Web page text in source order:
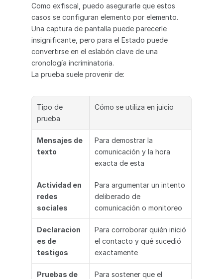
Como exfiscal, puedo asegurarle que estos
casos se configuran elemento por elemento.
Una captura de pantalla puede parecerle
insignificante, pero para el Estado puede
convertirse en el eslabón clave de una
cronología incriminatoria.
La prueba suele provenir de:
Tipo de
prueba
Cómo se utiliza en juicio
Mensajes de
texto
Para demostrar la
comunicación y la hora
exacta de esta
Actividad en
redes
sociales
Para argumentar un intento
deliberado de
comunicación o monitoreo
Declaracion
es de
testigos
Para corroborar quién inició
el contacto y qué sucedió
exactamente
Pruebas de
Para sostener que el